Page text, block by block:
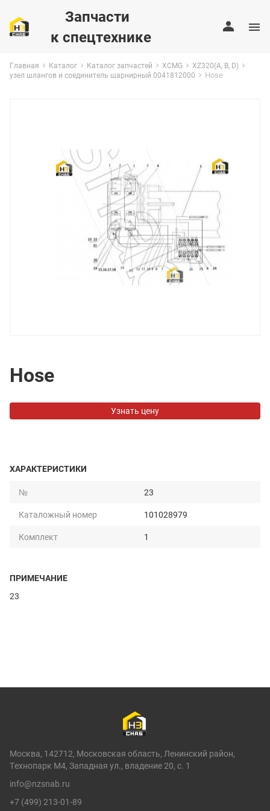
Запчасти
к спецтехнике
Главная Каталог Каталог запчастей XCMG
XZ320(A, B, D)
узел шлангов и соединитель шарнирный 0041812000
Hose
Hose
Узнать цену
ХАРАКТЕРИСТИКИ
№
23
Каталожный номер
101028979
Комплект
1
ПРИМЕЧАНИЕ
23
Москва, 142712, Московская область, Ленинский район,
Технопарк М4, Западная ул., владение 20, с. 1
info@nzsnab.ru
+7 (499) 213-01-89